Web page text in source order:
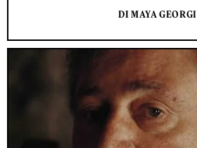
DI MAYA GEORGI